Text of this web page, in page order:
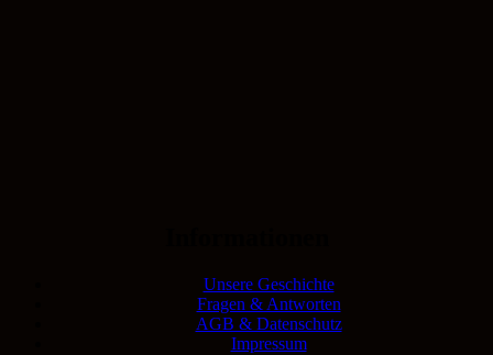
Unsere Geschichte
Fragen & Antworten
AGB & Datenschutz
Impressum